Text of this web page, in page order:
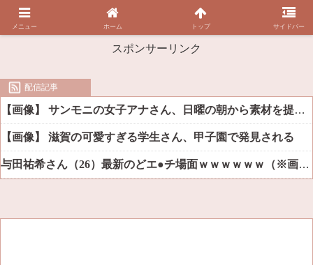
スポンサーリンク
配信記事
【画像】 サンモニの女子アナさん、日曜の朝から素材を提供してしまう
【画像】 滋賀の可愛すぎる学生さん、甲子園で発見される
与田祐希さん（26）最新のどエ●チ場面ｗｗｗｗｗｗ（※画像あり）
メニュー ホーム トップ サイドバー